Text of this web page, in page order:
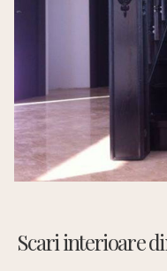
Scari interioare